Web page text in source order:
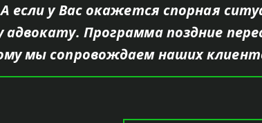
если у Вас окажется спорная
Программа поздние
мы сопровождаем наших